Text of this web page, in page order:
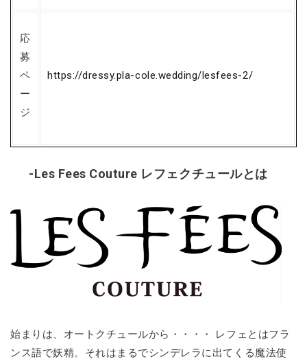
応
募
ペ
ー
ジ
https://dressy.pla-cole.wedding/lesfees-2/
-Les Fees Couture レフェクチュールとは
始まりは、オートクチュールから・・・・ レフェとはフラ
ンス語で妖精。それはまるでシンデレラに出てくる魔法使